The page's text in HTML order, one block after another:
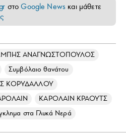
στοGoogle News και μάθετε
ΑΝΑΓΝΩΣΤΟΠΟΥΛΟΣ
Συμβόλαιο θανάτου
ΚΟΡΥΔΑΛΛΟΥ
ΚΑΡΟΛΑΙΝ ΚΡΑΟΥΤΣ
στα Γλυκά Νερά